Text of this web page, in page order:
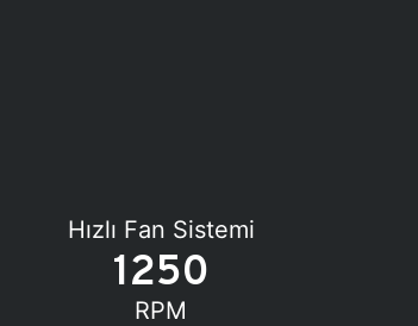
Hızlı Fan Sistemi
1250
RPM